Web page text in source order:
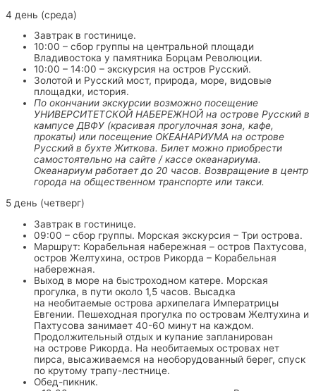
4 день (среда)
Завтрак в гостинице.
10:00 – сбор группы на центральной площади
Владивостока у памятника Борцам Революции.
10:00 – 14:00 – экскурсия на остров Русский.
Золотой и Русский мост, природа, море, видовые
площадки, история.
По окончании экскурсии возможно посещение
УНИВЕРСИТЕТСКОЙ НАБЕРЕЖНОЙ на острове Русский в
кампусе ДВФУ (красивая прогулочная зона, кафе,
прокаты) или посещение ОКЕАНАРИУМА на острове
Русский в бухте Житкова. Билет можно приобрести
самостоятельно на сайте / кассе океанариума.
Океанариум работает до 20 часов. Возвращение в центр
города на общественном транспорте или такси.
5 день (четверг)
Завтрак в гостинице.
09:00 – сбор группы. Морская экскурсия – Три острова.
Маршрут: Корабельная набережная – остров Пахтусова,
остров Желтухина, остров Рикорда – Корабельная
набережная.
Выход в море на быстроходном катере. Морская
прогулка, в пути около 1,5 часов. Высадка
на необитаемые острова архипелага Императрицы
Евгении. Пешеходная прогулка по островам Желтухина и
Пахтусова занимает 40-60 минут на каждом.
Продолжительный отдых и купание запланирован
на острове Рикорда. На необитаемых островах нет
пирса, высаживаемся на необорудованный берег, спуск
по крутому трапу-лестнице.
Обед-пикник.